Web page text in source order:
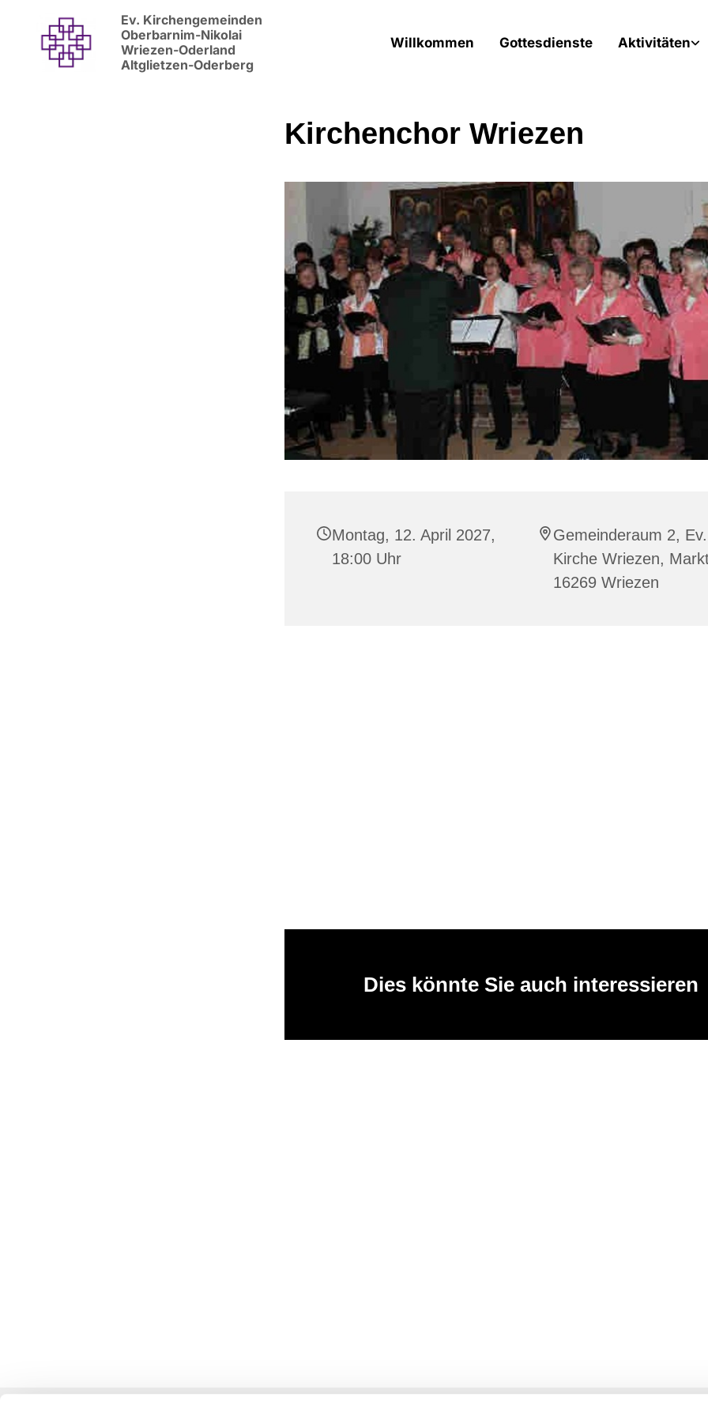
Ev. Kirchengemeinden
Oberbarnim-Nikolai
Wriezen-Oderland
Altglietzen-Oderberg
Willkommen Gottesdienste Aktivitäten
Kirchenchor Wriezen
Montag, 12. April 2027,
18:00 Uhr
Gemeinderaum 2, Ev.
Kirche Wriezen,
16269 Wriezen
Dies könnte Sie auch interessieren